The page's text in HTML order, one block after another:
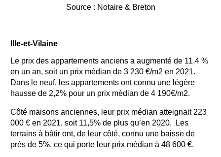
Source : Notaire & Breton
Ille-et-Vilaine
Le prix des appartements anciens a augmenté de 11,4 %
en un an, soit un prix médian de 3 230 €/m2 en 2021.
Dans le neuf, les appartements ont connu une légère
hausse de 2,2% pour un prix médian de 4 190€/m2.
Côté maisons anciennes, leur prix médian atteignait 223
000 € en 2021, soit 11,5% de plus qu’en 2020. Les
terrains à bâtir ont, de leur côté, connu une baisse de
près de 5%, ce qui porte leur prix médian à 48 600 €.